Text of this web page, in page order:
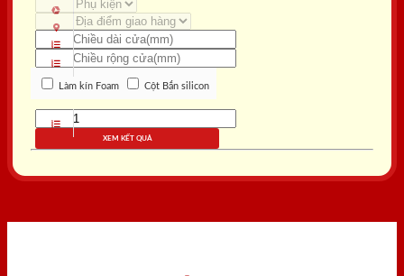
Làm kín Foam Cột Bắn silicon
XEM KẾT QUẢ